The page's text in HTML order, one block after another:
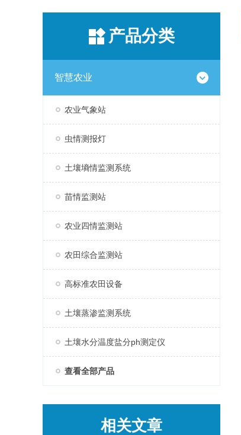
产品分类
智慧农业
农业气象站
虫情测报灯
土壤墒情监测系统
苗情监测站
农业四情监测站
农田综合监测站
高标准农田设备
土壤蒸渗监测系统
土壤水分温度盐分ph测定仪
查看全部产品
相关文章